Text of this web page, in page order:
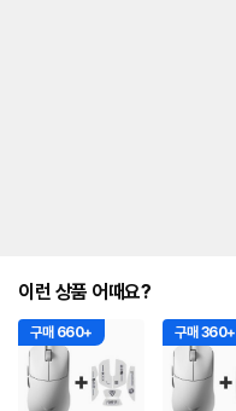
이런 상품 어때요?
구매 660+ 구매 360+